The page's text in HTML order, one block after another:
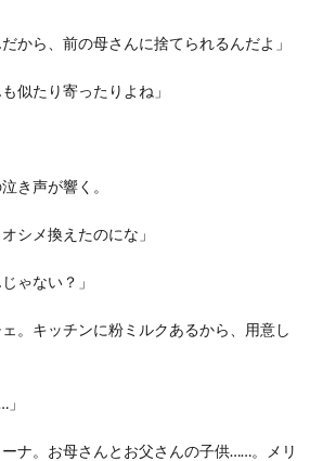
から、前の母さんに捨てられるんだよ」
似たり寄ったりよね」
き声が響く。
シメ換えたのにな」
ゃない？」
。キッチンに粉ミルクあるから、用意し
ナ。お母さんとお父さんの子供……。メリ